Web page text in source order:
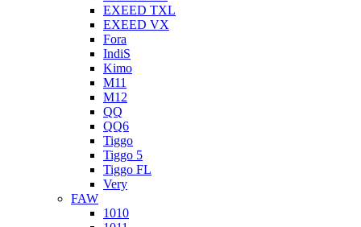
EXEED TXL
EXEED VX
Fora
IndiS
Kimo
M11
M12
QQ
QQ6
Tiggo
Tiggo 5
Tiggo FL
Very
FAW
1010